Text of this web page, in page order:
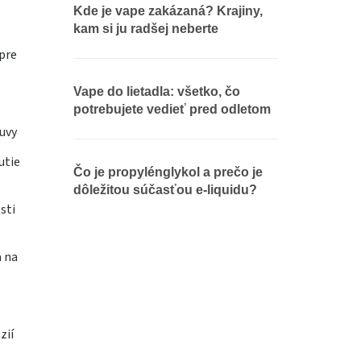
na
Kde je vape zakázaná? Krajiny,
kam si ju radšej neberte
Vape do lietadla: všetko, čo
potrebujete vedieť pred odletom
Čo je propylénglykol a prečo je
dôležitou súčasťou e-liquidu?